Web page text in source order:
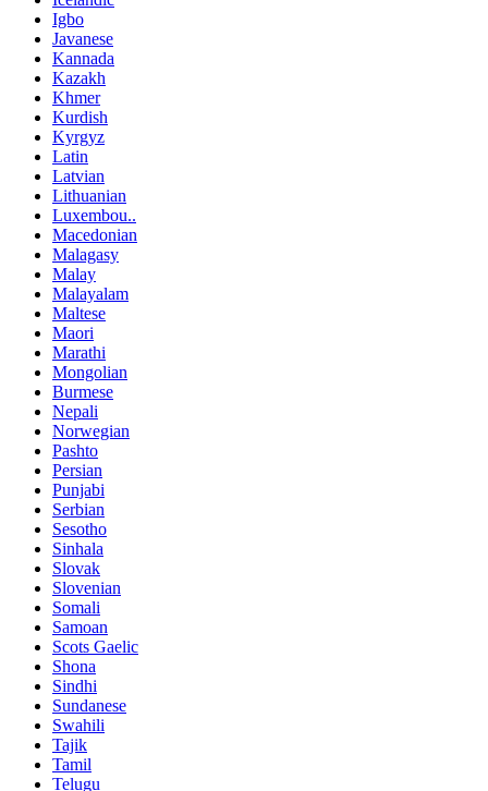
Igbo
Javanese
Kannada
Kazakh
Khmer
Kurdish
Kyrgyz
Latin
Latvian
Lithuanian
Luxembou..
Macedonian
Malagasy
Malay
Malayalam
Maltese
Maori
Marathi
Mongolian
Burmese
Nepali
Norwegian
Pashto
Persian
Punjabi
Serbian
Sesotho
Sinhala
Slovak
Slovenian
Somali
Samoan
Scots Gaelic
Shona
Sindhi
Sundanese
Swahili
Tajik
Tamil
Telugu